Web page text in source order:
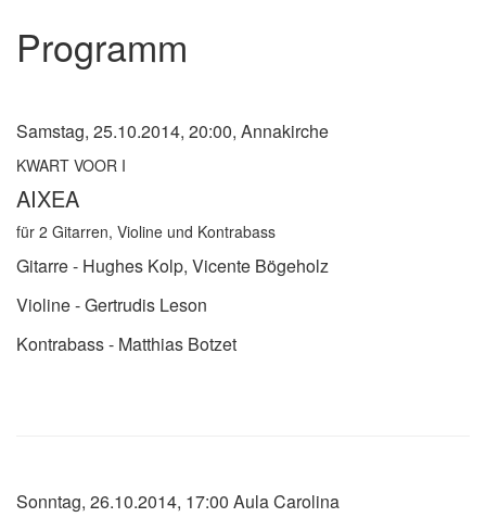
Programm
Samstag, 25.10.2014, 20:00, Annakirche
KWART VOOR I
AIXEA
für 2 Gitarren, Violine und Kontrabass
Gitarre - Hughes Kolp, Vicente Bögeholz
Violine - Gertrudis Leson
Kontrabass - Matthias Botzet
Sonntag, 26.10.2014, 17:00 Aula Carolina